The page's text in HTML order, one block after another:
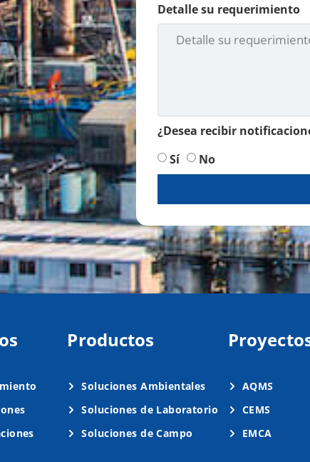
Detalle su requerimiento
¿Desea recibir
Sí
No
Productos
Soluciones Ambientales
Soluciones de Laboratorio
Soluciones de Campo
AQMS
CEMS
EMCA